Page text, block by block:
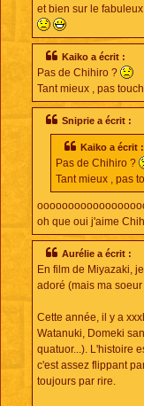
et bien sur le
Kaiko a écrit :
Pas de Chihiro ?
Tant mieux , pas
Sniprie a écrit :
Kaiko a écrit :
Pas de Chihiro ?
Tant mieux , pas
oh que oui j'aime
Aurélie a écrit :
En film de Miyazaki,
adoré (mais ma
Cette année, il y a
Watanuki, Domeki
quatuor...). L'histoire
c'est assez flippant
toujours par rire.